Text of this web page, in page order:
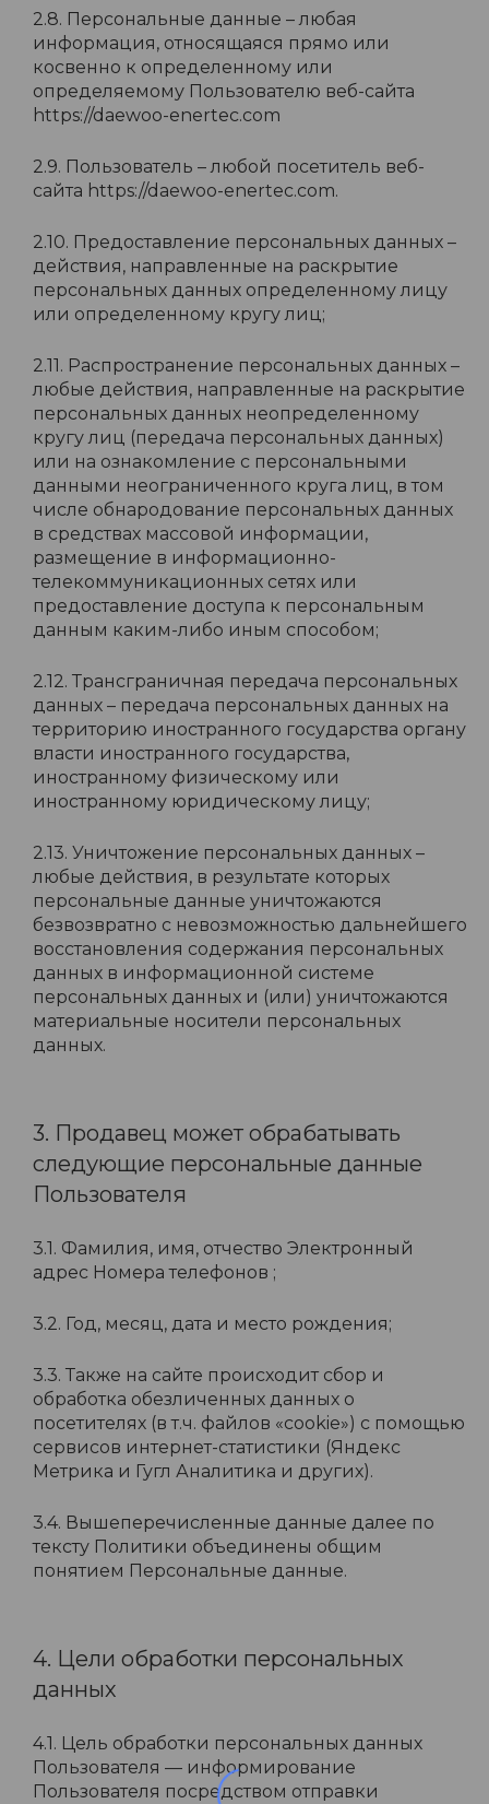
2.8. Персональные данные – любая
информация, относящаяся прямо или
косвенно к определенному или
определяемому Пользователю веб-сайта
https://daewoo-enertec.com
2.9. Пользователь – любой посетитель веб-
сайта https://daewoo-enertec.com.
2.10. Предоставление персональных данных –
действия, направленные на раскрытие
персональных данных определенному лицу
или определенному кругу лиц;
2.11. Распространение персональных данных –
любые действия, направленные на раскрытие
персональных данных неопределенному
кругу лиц (передача персональных данных)
или на ознакомление с персональными
данными неограниченного круга лиц, в том
числе обнародование персональных данных
в средствах массовой информации,
размещение в информационно-
телекоммуникационных сетях или
предоставление доступа к персональным
данным каким-либо иным способом;
2.12. Трансграничная передача персональных
данных – передача персональных данных на
территорию иностранного государства органу
власти иностранного государства,
иностранному физическому или
иностранному юридическому лицу;
2.13. Уничтожение персональных данных –
любые действия, в результате которых
персональные данные уничтожаются
безвозвратно с невозможностью дальнейшего
восстановления содержания персональных
данных в информационной системе
персональных данных и (или) уничтожаются
материальные носители персональных
данных.
3. Продавец может обрабатывать
следующие персональные данные
Пользователя
3.1. Фамилия, имя, отчество Электронный
адрес Номера телефонов ;
3.2. Год, месяц, дата и место рождения;
3.3. Также на сайте происходит сбор и
обработка обезличенных данных о
посетителях (в т.ч. файлов «cookie») с помощью
сервисов интернет-статистики (Яндекс
Метрика и Гугл Аналитика и других).
3.4. Вышеперечисленные данные далее по
тексту Политики объединены общим
понятием Персональные данные.
4. Цели обработки персональных
данных
4.1. Цель обработки персональных данных
Пользователя — информирование
Пользователя посредством отправки